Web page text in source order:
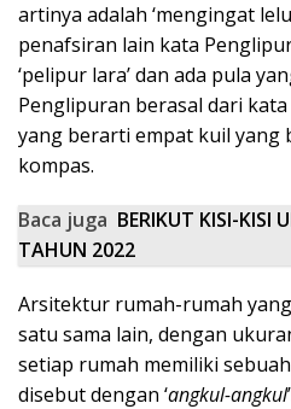
artinya adalah ‘mengingat
penafsiran lain kata
‘pelipur lara’ dan ada pula
Penglipuran berasal dari kata
yang berarti empat kuil yang
kompas.
Baca juga BERIKUT KISI-KISI
TAHUN 2022
Arsitektur rumah-rumah
satu sama lain, dengan
setiap rumah memiliki
disebut dengan ‘angkul-angkul